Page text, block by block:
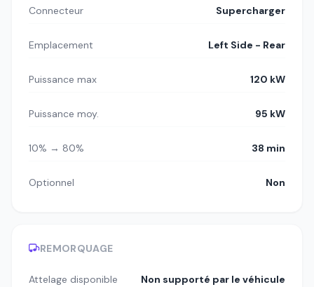
Connecteur Supercharger
Emplacement Left Side - Rear
Puissance max 120 kW
Puissance moy. 95 kW
10% → 80% 38 min
Optionnel Non
REMORQUAGE
Attelage disponible Non supporté par le véhicule